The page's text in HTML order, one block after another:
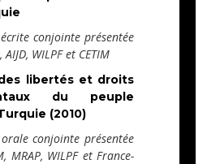
conjointe présentée
WILPF et CETIM
libertés et droits
du peuple
(2010)
conjointe présentée
MRAP, WILPF et France-